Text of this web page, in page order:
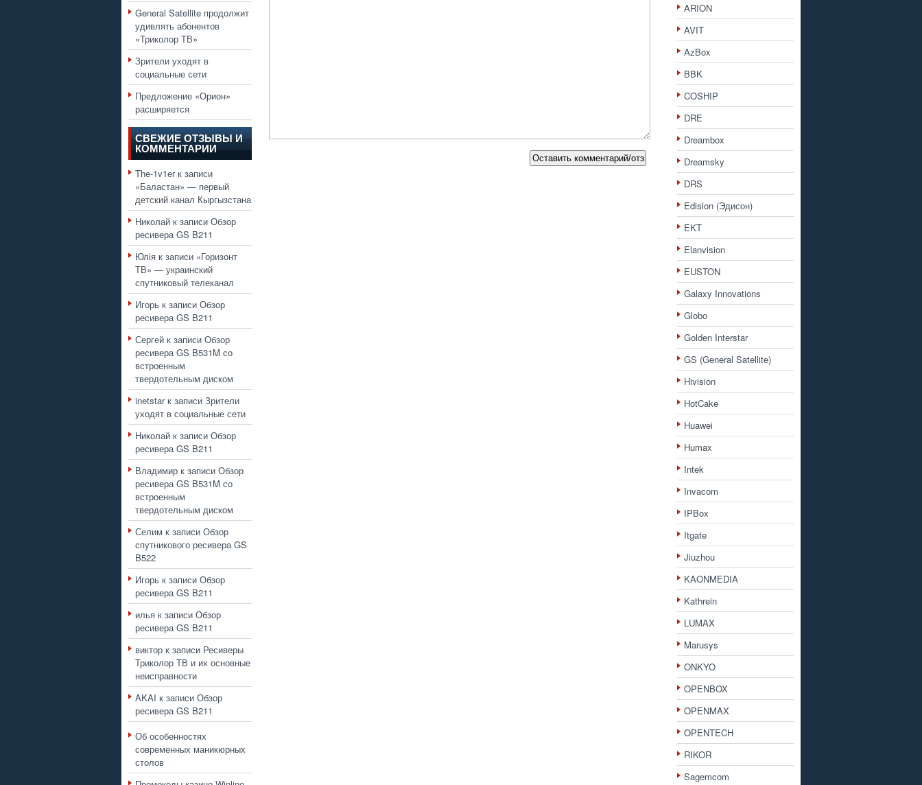
General Satellite продолжит
удивлять абонентов
«Триколор ТВ»
Зрители уходят в
социальные сети
Предложение «Орион»
расширяется
СВЕЖИЕ ОТЗЫВЫ И
КОММЕНТАРИИ
The-1v1erк записи
«Баластан» — первый
детский канал Кыргызстана
Николай к записи Обзор
ресивера GS B211
Юлія к записи «Горизонт
ТВ» — украинский
спутниковый телеканал
Игорь к записи Обзор
ресивера GS B211
Сергей к записи Обзор
ресивера GS B531M со
встроенным
твердотельным диском
inetstarк записи Зрители
уходят в социальные сети
Николай к записи Обзор
ресивера GS B211
Владимир к записи Обзор
ресивера GS B531M со
встроенным
твердотельным диском
Селим к записи Обзор
спутникового ресивера GS
B522
Игорь к записи Обзор
ресивера GS B211
илья к записи Обзор
ресивера GS B211
виктор к записи Ресиверы
Триколор ТВ и их основные
неисправности
AKAI к записи Обзор
ресивера GS B211
Об особенностях
современных маникюрных
столов
ARION
AVIT
AzBox
BBK
COSHIP
DRE
Dreambox
Dreamsky
DRS
Edision (Эдисон)
EKT
Elanvision
EUSTON
Galaxy Innovations
Globo
Golden Interstar
GS (General Satellite)
Hivision
HotCake
Huawei
Humax
Intek
Invacom
IPBox
Itgate
Jiuzhou
KAONMEDIA
Kathrein
LUMAX
Marusys
ONKYO
OPENBOX
OPENMAX
OPENTECH
RIKOR
Sagemcom